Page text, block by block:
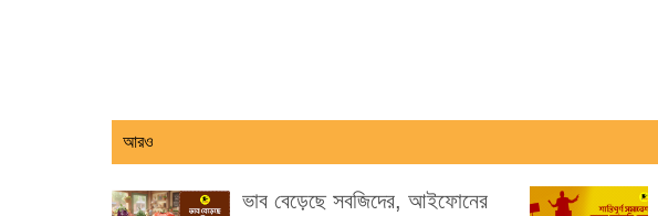
আরও
ভাব বেড়েছে সবজিদের, আইফোনের